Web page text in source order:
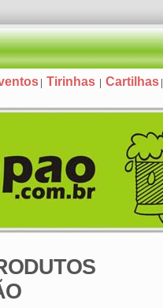
Tirinhas Cartilhas